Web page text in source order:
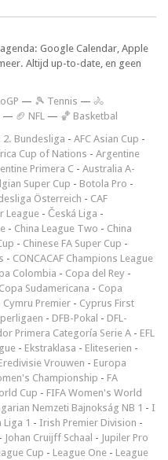
Google Calendar, Apple
Altijd up-to-date, en geen
— 🎾 Tennis — 🚴
— 🏈 NFL — 🏀 Basketbal
2. Bundesliga - AFC Asian Cup -
Cup of Nations - Argentine
Primera C - Australia A-
Super Cup - Botola Pro -
Österreich - CAF
League - Česká Liga -
- China League Two - China
- Chinese FA Super Cup -
- CONCACAF Champions League
Colombia - Copa del Rey -
Copa Sudamericana - Copa
Cymru Premier - Cyprus First
- DFB-Pokal - DFL-
Primera Categoría Serie A - EFL
- Ekstraklasa - Eliteserien -
Vrouwen - Europa
Championship - FA
Cup - FIFA Women's World
Nemzeti Bajnokság NB 1 - I
1 - Irish Premier Division -
- Johan Cruijff Schaal - Jupiler Pro
Cup - League One - League